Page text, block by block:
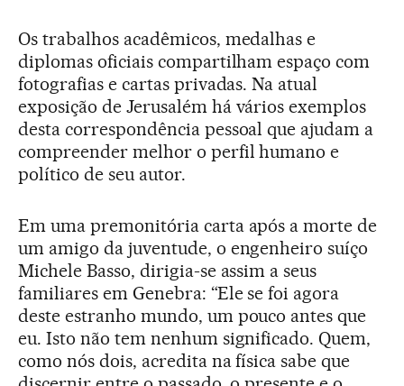
Os trabalhos acadêmicos, medalhas e
diplomas oficiais compartilham espaço com
fotografias e cartas privadas. Na atual
exposição de Jerusalém há vários exemplos
desta correspondência pessoal que ajudam a
compreender melhor o perfil humano e
político de seu autor.
Em uma premonitória carta após a morte de
um amigo da juventude, o engenheiro suíço
Michele Basso, dirigia-se assim a seus
familiares em Genebra: “Ele se foi agora
deste estranho mundo, um pouco antes que
eu. Isto não tem nenhum significado. Quem,
como nós dois, acredita na física sabe que